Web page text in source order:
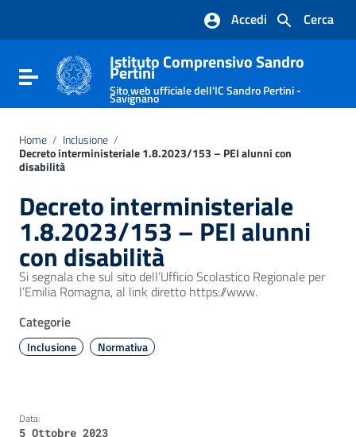
Vai al footer
Cerca
Accedi
Attiva / disattiva la navigazione
Istituto Comprensivo Sandro
Pertini
Sito web ufficiale dell'IC Sandro Pertini -
Savignano
Home / Inclusione /
Decreto interministeriale 1.8.2023/153 – PEI alunni con
disabilità
Decreto interministeriale
1.8.2023/153 – PEI alunni
con disabilità
Si segnala che sul sito dell’Ufficio Scolastico Regionale per
l’Emilia Romagna, al link diretto https://www.
Categorie
Inclusione Normativa
Data:
5 Ottobre 2023